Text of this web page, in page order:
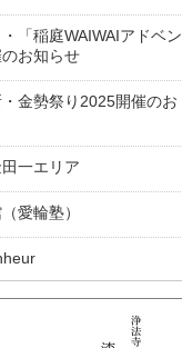
・「稲庭WAIWAIアドベン
お知らせ
金勢祭り2025開催のお
一エリア
愛輪塾）